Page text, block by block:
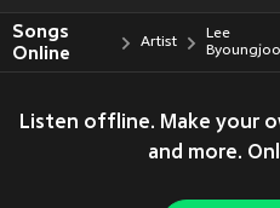
Songs
Online
Artist
Lee
Listen offline. Make your
and more.